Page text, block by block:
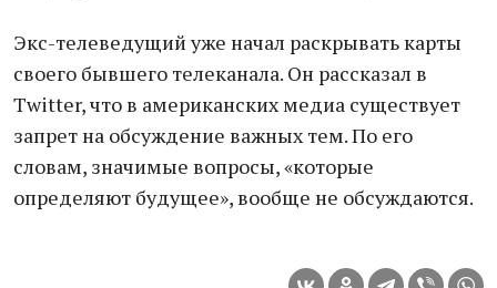
Экс-телеведущий уже начал раскрывать карты
своего бывшего телеканала. Он рассказал в
Twitter, что в американских медиа существует
запрет на обсуждение важных тем. По его
словам, значимые вопросы, «которые
определяют будущее», вообще не обсуждаются.